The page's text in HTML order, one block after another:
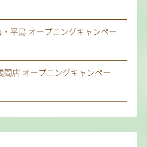
平島 オープニングキャンペー
間店 オープニングキャンペー